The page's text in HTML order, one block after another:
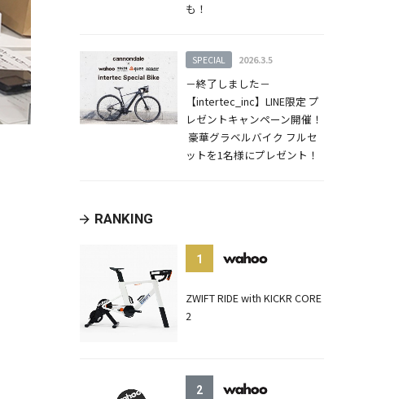
も！
SPECIAL 2026.3.5
－終了しました－
【intertec_inc】LINE限定 プ
レゼントキャンペーン開催！
豪華グラベルバイク フルセ
ットを1名様にプレゼント！
RANKING
1
ZWIFT RIDE with KICKR CORE
2
2